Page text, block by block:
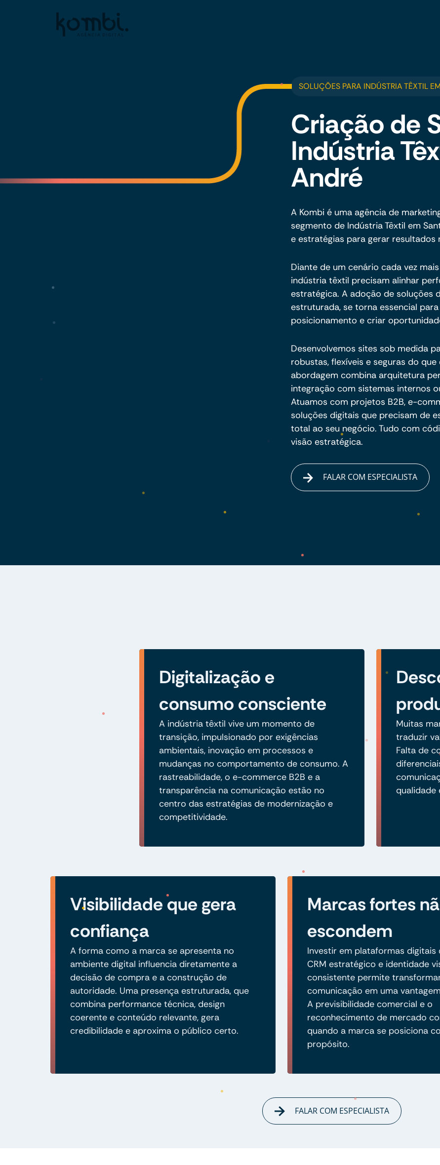
SOLUÇÕES PARA INDÚSTRIA TÊXTIL
Criação de
Indústria
André
A Kombi é uma agência de
segmento de Indústria Têxtil em
e estratégias para gerar resultados
Diante de um cenário cada vez
indústria têxtil precisam alinhar
estratégica. A adoção de soluções
estruturada, se torna essencial
posicionamento e criar
Desenvolvemos sites sob medida
robustas, flexíveis e seguras do
abordagem combina arquitetura
integração com sistemas internos
Atuamos com projetos B2B, e-
soluções digitais que precisam de
total ao seu negócio. Tudo com
visão estratégica.
FALAR COM ESPECIALISTA
Digitalização e
consumo consciente
A indústria têxtil vive um momento de
transição, impulsionado por exigências
ambientais, inovação em processos e
mudanças no comportamento de consumo. A
rastreabilidade, o e-commerce B2B e a
transparência na comunicação estão no
centro das estratégias de modernização e
competitividade.
Muitas
traduzir
Falta de
qualidade
Visibilidade que gera
confiança
A forma como a marca se apresenta no
ambiente digital influencia diretamente a
decisão de compra e a construção de
autoridade. Uma presença estruturada, que
combina performance técnica, design
coerente e conteúdo relevante, gera
credibilidade e aproxima o público certo.
Marcas fortes
escondem
Investir em plataformas digitais
CRM estratégico e identidade
consistente permite
comunicação em uma
A previsibilidade comercial e o
reconhecimento de mercado
quando a marca se posiciona
propósito.
FALAR COM ESPECIALISTA